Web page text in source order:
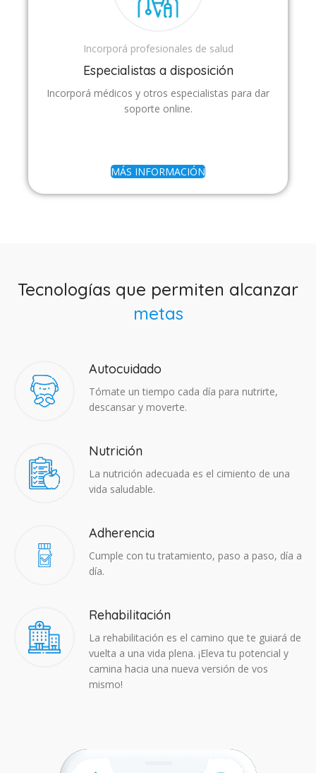
Incorporá profesionales de salud
Especialistas a disposición
Incorporá médicos y otros especialistas para dar
soporte online.
MÁS INFORMACIÓN
Tecnologías que permiten alcanzar
metas
Autocuidado
Tómate un tiempo cada día para nutrirte,
descansar y moverte.
Nutrición
La nutrición adecuada es el cimiento de una
vida saludable.
Adherencia​
Cumple con tu tratamiento, paso a paso, día a
día.
Rehabilitación
La rehabilitación es el camino que te guiará de
vuelta a una vida plena. ¡Eleva tu potencial y
camina hacia una nueva versión de vos
mismo!